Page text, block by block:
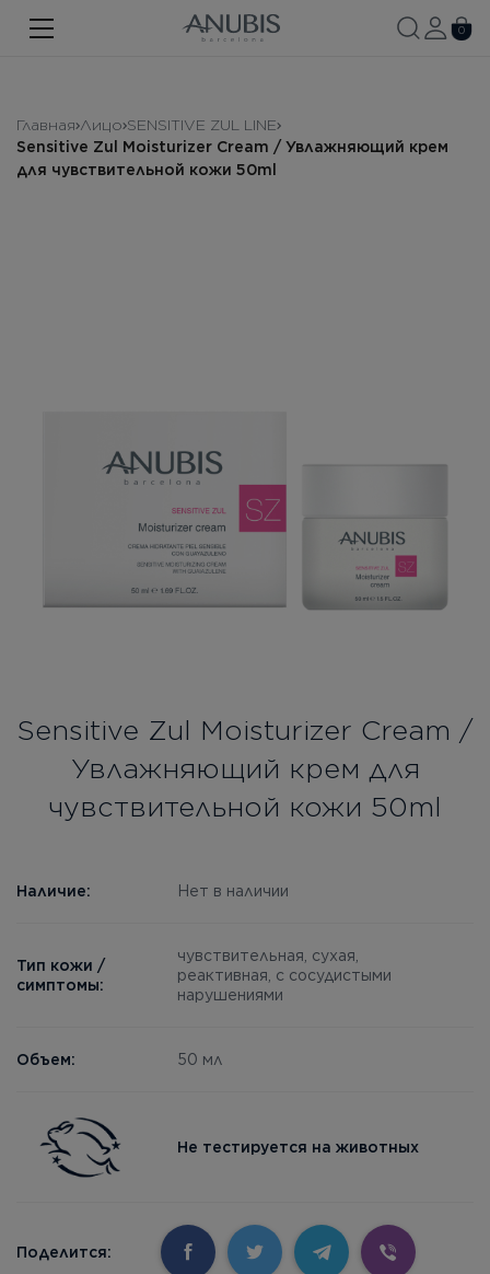
ЛИЦО
SPA
Бесплатная консультация
Вход/Регистрация
0
Главная Лицо SENSITIVE ZUL LINE
Sensitive Zul Moisturizer Cream / Увлажняющий крем
для чувствительной кожи 50ml
Sensitive Zul Moisturizer Cream /
Увлажняющий крем для
чувствительной кожи 50ml
Наличие: Нет в наличии
Тип кожи /
симптомы:
чувствительная, сухая,
реактивная, с сосудистыми
нарушениями
Объем: 50 мл
Не тестируется на животных
Поделится: